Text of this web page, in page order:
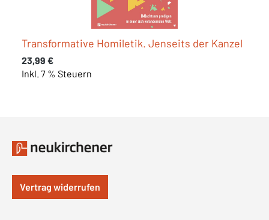
Transformative Homiletik. Jenseits der Kanzel
Regulärer Preis:
23,99 €
Inkl. 7 % Steuern
Vertrag widerrufen